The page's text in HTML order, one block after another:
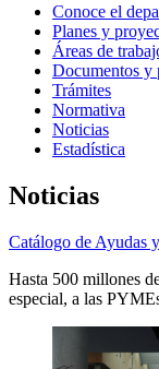
Conoce el
Planes y
Áreas de
Documentos y
Trámites
Normativa
Noticias
Estadística
Noticias
Catálogo de Ayudas
Hasta 500 millones
especial, a las